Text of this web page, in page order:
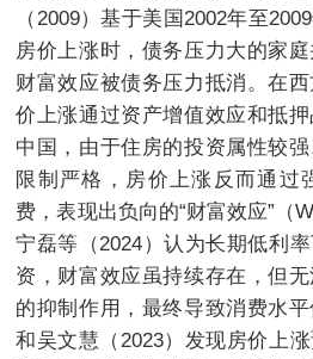
（2009）基于美国2002年至
房价上涨时，债务压力大的家
财富效应被债务压力抵消。在
价上涨通过资产增值效应和抵
中国，由于住房的投资属性较
限制严格，房价上涨反而通过
费，表现出负向的“财富效应”（
宁磊等（2024）认为长期低利
资，财富效应虽持续存在，但
的抑制作用，最终导致消费水
和吴文慧（2023）发现房价上